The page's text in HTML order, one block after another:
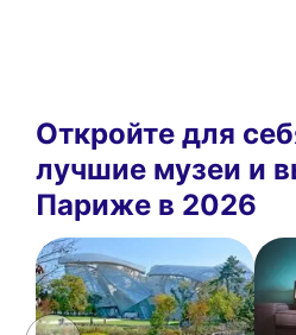
Откройте для
лучшие музеи и
Париже в 2026